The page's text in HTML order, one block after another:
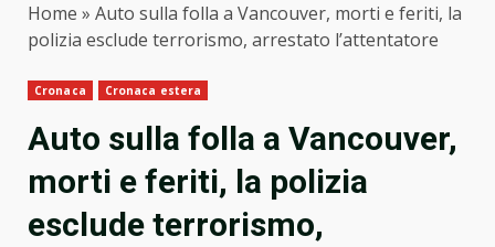
Home » Auto sulla folla a Vancouver, morti e feriti, la
polizia esclude terrorismo, arrestato l’attentatore
Cronaca Cronaca estera
Auto sulla folla a Vancouver,
morti e feriti, la polizia
esclude terrorismo,